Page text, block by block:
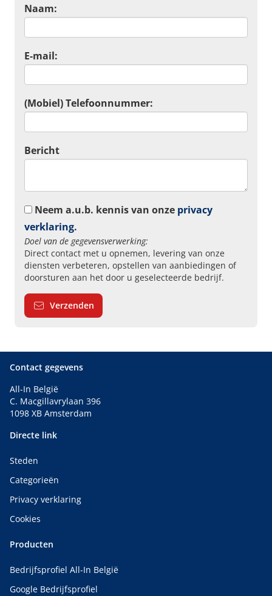
Naam:
E-mail:
(Mobiel) Telefoonnummer:
Bericht
Neem a.u.b. kennis van onze privacy
verklaring.
Doel van de gegevensverwerking:
Direct contact met u opnemen, levering van onze
diensten verbeteren, opstellen van aanbiedingen of
doorsturen aan het door u geselecteerde bedrijf.
Verzenden
Contact gegevens
All-In België
C. Macgillavrylaan 396
1098 XB Amsterdam
Directe link
Steden
Categorieën
Privacy verklaring
Cookies
Producten
Bedrijfsprofiel All-In België
Google Bedrijfsprofiel